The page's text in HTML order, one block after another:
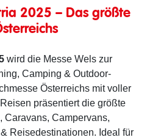
2025 – Das größte
wird die Messe Wels zur
Camping & Outdoor-
Österreichs mit voller
präsentiert die größte
Campervans,
Reisedestinationen. Ideal für